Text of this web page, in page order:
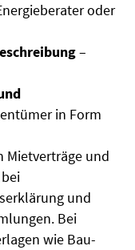
oder
–
in Form
Mietverträge und
und
Bei
wie Bau-